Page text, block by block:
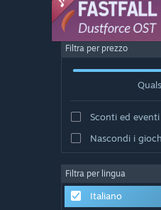
Filtra per prezzo
Sconti ed eventi
Nascondi i
Filtra per lingua
Italiano